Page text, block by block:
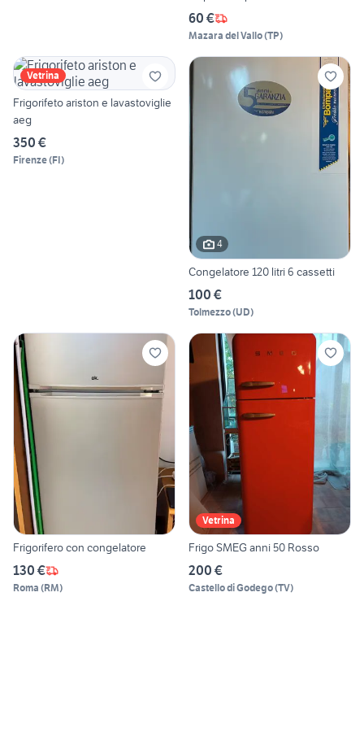
60 €
Mazara del Vallo(TP)
Vetrina
Frigorifeto ariston e lavastoviglie
aeg
350 €
Firenze(FI)
4
Congelatore 120 litri 6 cassetti
100 €
Tolmezzo(UD)
Frigorifero con congelatore
130 €
Roma (RM)
Vetrina
Frigo SMEG anni 50 Rosso
200 €
Castello di Godego(TV)